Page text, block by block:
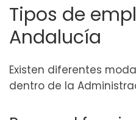
Tipos de
Andalucía
Existen diferentes
dentro de la